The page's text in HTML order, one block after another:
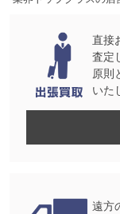
直接
査定
原則
いた
遠方